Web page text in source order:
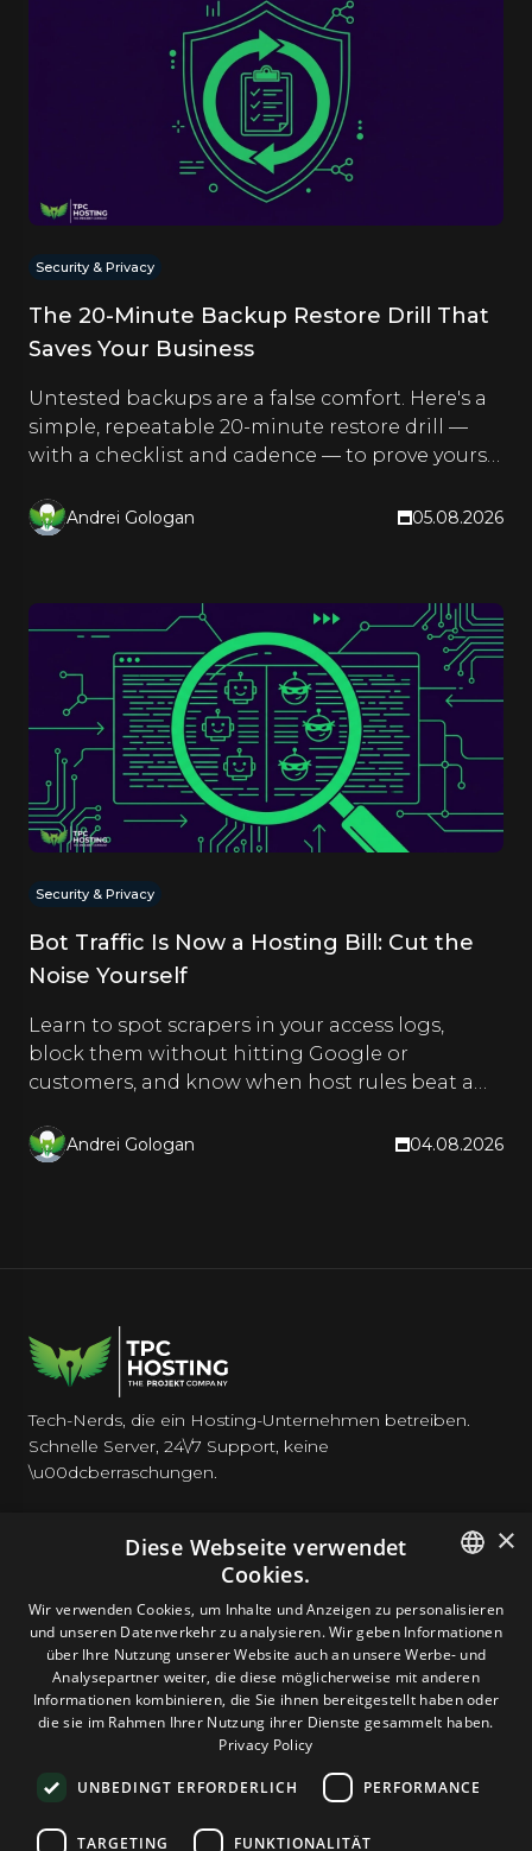
Security & Privacy
The 20-Minute Backup Restore Drill That
Saves Your Business
Untested backups are a false comfort. Here's a
simple, repeatable 20-minute restore drill —
with a checklist and cadence — to prove yours
Andrei Gologan 05.08.2026
Security & Privacy
Bot Traffic Is Now a Hosting Bill: Cut the
Noise Yourself
Learn to spot scrapers in your access logs,
block them without hitting Google or
customers, and know when host rules beat a
Andrei Gologan 04.08.2026
Tech-Nerds, die ein Hosting-Unternehmen betreiben.
Schnelle Server, 24\/7 Support, keine
\u00dcberraschungen.
HOSTING
DOMAINS & E-MAIL
TOOLS & SICHERHEIT
UNTERNEHMEN
ENGLISH
ROMANIAN
×
Diese Webseite verwendet
Cookies.
Wir verwenden Cookies, um Inhalte und Anzeigen zu personalisieren
und unseren Datenverkehr zu analysieren. Wir geben Informationen
über Ihre Nutzung unserer Website auch an unsere Werbe- und
Analysepartner weiter, die diese möglicherweise mit anderen
Informationen kombinieren, die Sie ihnen bereitgestellt haben oder
die sie im Rahmen Ihrer Nutzung ihrer Dienste gesammelt haben.
Privacy Policy
UNBEDINGT ERFORDERLICH PERFORMANCE
TARGETING FUNKTIONALITÄT